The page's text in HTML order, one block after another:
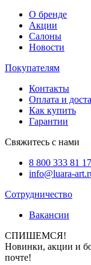
О бренде
Акции
Салоны
Новости
Покупателям
Контакты
Оплата и
Как купить
Гарантии
Свяжитесь с нами
8 800 333 81 17
info@luara-
Сотрудничество
Вакансии
СПИШЕМСЯ!
Новинки, акции и
почте!